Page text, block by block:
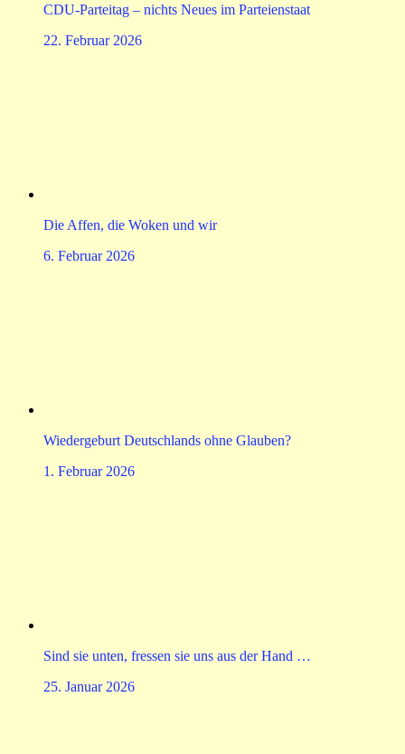
CDU-Parteitag – nichts Neues im Parteienstaat
22. Februar 2026
Die Affen, die Woken und wir
6. Februar 2026
Wiedergeburt Deutschlands ohne Glauben?
1. Februar 2026
Sind sie unten, fressen sie uns aus der Hand …
25. Januar 2026